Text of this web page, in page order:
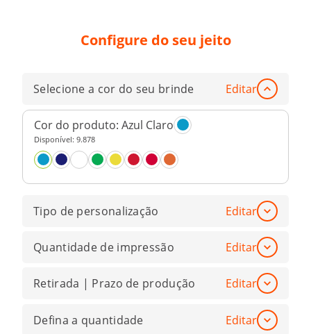
Configure do seu jeito
Selecione a cor do seu brinde Editar
Cor do produto: Azul Claro
Disponível: 9.878
Tipo de personalização Editar
Quantidade de impressão Editar
Retirada | Prazo de produção Editar
Defina a quantidade Editar